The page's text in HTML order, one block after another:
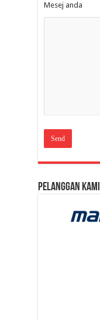
Mesej anda
Pelanggan Kami